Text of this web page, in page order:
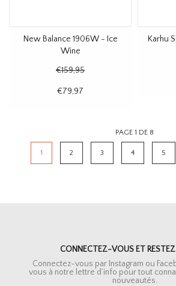
New Balance 1906W - Ice
Wine
€159,95
€79,97
Karhu
PAGE 1 DE 8
1 2 3 4 5
CONNECTEZ-VOUS ET RESTEZ
Connectez-vous par Instagram ou
vous à notre lettre d’info pour tout
nouveautés.